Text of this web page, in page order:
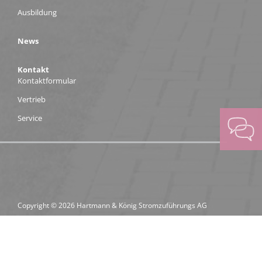
Ausbildung
News
Kontakt
Kontaktformular
Vertrieb
Service
Copyright © 2026 Hartmann & König Stromzuführungs AG